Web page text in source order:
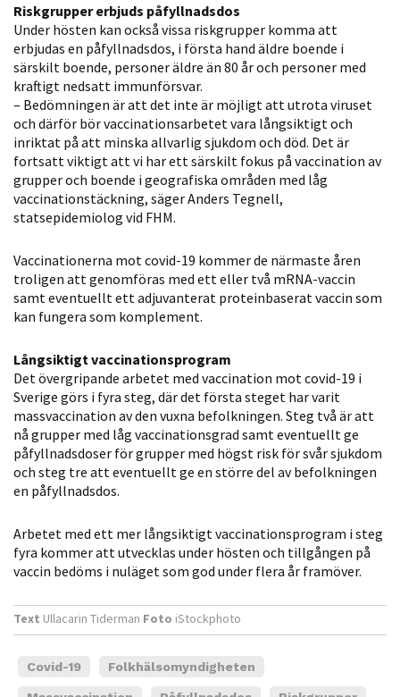
Riskgrupper erbjuds påfyllnadsdos
Under hösten kan också vissa riskgrupper komma att
erbjudas en påfyllnadsdos, i första hand äldre boende i
särskilt boende, personer äldre än 80 år och personer med
kraftigt nedsatt immunförsvar.
– Bedömningen är att det inte är möjligt att utrota viruset
och därför bör vaccinationsarbetet vara långsiktigt och
inriktat på att minska allvarlig sjukdom och död. Det är
fortsatt viktigt att vi har ett särskilt fokus på vaccination av
grupper och boende i geografiska områden med låg
vaccinationstäckning, säger Anders Tegnell,
statsepidemiolog vid FHM.
Vaccinationerna mot covid-19 kommer de närmaste åren
troligen att genomföras med ett eller två mRNA-vaccin
samt eventuellt ett adjuvanterat proteinbaserat vaccin som
kan fungera som komplement.
Långsiktigt vaccinationsprogram
Det övergripande arbetet med vaccination mot covid-19 i
Sverige görs i fyra steg, där det första steget har varit
massvaccination av den vuxna befolkningen. Steg två är att
nå grupper med låg vaccinationsgrad samt eventuellt ge
påfyllnadsdoser för grupper med högst risk för svår sjukdom
och steg tre att eventuellt ge en större del av befolkningen
en påfyllnadsdos.
Arbetet med ett mer långsiktigt vaccinationsprogram i steg
fyra kommer att utvecklas under hösten och tillgången på
vaccin bedöms i nuläget som god under flera år framöver.
Text Ullacarin Tiderman Foto iStockphoto
Covid-19 Folkhälsomyndigheten
funktionalitet
och
uppbyggnad,
hur hemsidan
används.
Upplevelse
prestera så
bra som
möjligt under
de här
kakorna
kommer viss
funktionalitet
att försvinna
från
Marknadsföring
med dig av dina
intressen och ditt
surfar ökar du
chansen att få se